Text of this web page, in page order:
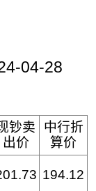
04-28
钞卖
出价
中行折
算价
194.12